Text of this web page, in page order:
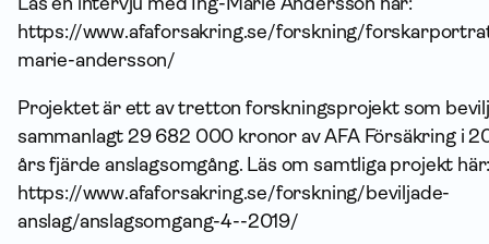
https://www.afaforsakring.se/forskning/
marie-andersson/
Projektet är ett av tretton forskningsprojekt som
sammanlagt 29 682 000 kronor av AFA Försäkring i
års fjärde anslagsomgång. Läs om samtliga projekt
https://www.afaforsakring.se/forskning/beviljade-
anslag/anslagsomgang-4--2019/